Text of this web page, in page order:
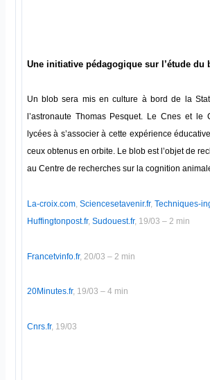
Une initiative pédagogique sur l’étude du
Un blob sera mis en culture à bord de la
l’astronaute Thomas Pesquet. Le Cnes et
lycées à s’associer à cette expérience
ceux obtenus en orbite. Le blob est l’objet de
au Centre de recherches sur la cognition
La-croix.com, Sciencesetavenir.fr, Techniques-
Huffingtonpost.fr, Sudouest.fr, 19/03 – 2 min
Francetvinfo.fr, 20/03 – 2 min
20Minutes.fr, 19/03 – 4 min
Cnrs.fr, 19/03